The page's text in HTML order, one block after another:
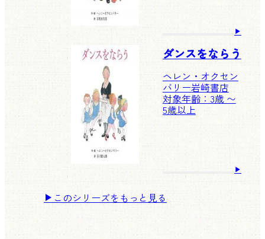
ダンスをならう
ヘレン・オクセン
バリー岩崎書店
対象年齢：3歳 〜
5歳以上
このシリーズをもっと見る